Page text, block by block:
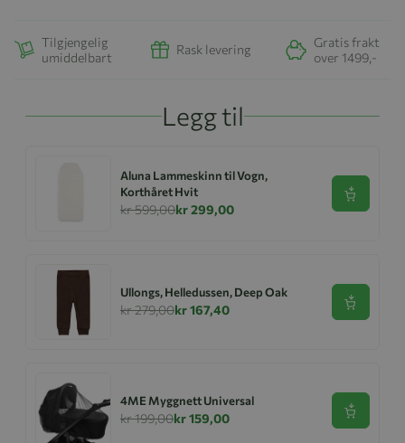
Tilgjengelig
umiddelbart
Rask levering
Gratis frakt
over 1499,-
Legg til
Aluna Lammeskinn til Vogn,
Korthåret Hvit
kr 599,00kr 299,00
Se
Ullongs, Helledussen, Deep Oak
kr 279,00kr 167,40 Se
4ME Myggnett Universal
kr 199,00kr 159,00 Se